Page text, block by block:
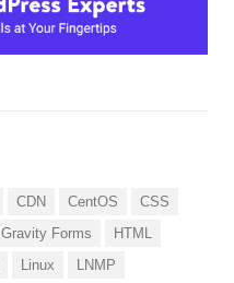
CDN CentOS
CSS
Gravity Forms
HTML
Linux LNMP